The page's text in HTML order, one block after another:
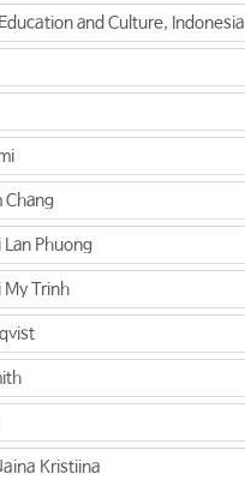
and Culture, Indonesia
Chang
Phuong
My Trinh
Kristiina